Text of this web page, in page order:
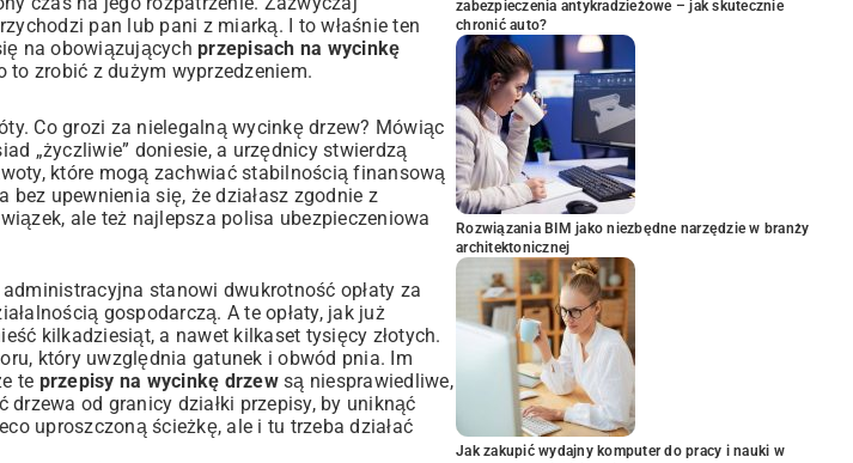
pan lub pani z miarką. I to właśnie ten
na obowiązujących przepisach na wycinkę
to zrobić z dużym wyprzedzeniem.
Co grozi za nielegalną wycinkę drzew? Mówiąc
„życzliwie” doniesie, a urzędnicy stwierdzą
które mogą zachwiać stabilnością finansową
upewnienia się, że działasz zgodnie z
ale też najlepsza polisa ubezpieczeniowa
stanowi dwukrotność opłaty za
gospodarczą. A te opłaty, jak już
kilkadziesiąt, a nawet kilkaset tysięcy złotych.
który uwzględnia gatunek i obwód pnia. Im
te przepisy na wycinkę drzewsą niesprawiedliwe,
od granicy działki przepisy, by uniknąć
uproszczoną ścieżkę, ale i tu trzeba działać
zabezpieczenia antykradzieżowe – jak skutecznie
chronić auto?
Rozwiązania BIM jako niezbędne narzędzie w branży
architektonicznej
Jak zakupić wydajny komputer do pracy i nauki w